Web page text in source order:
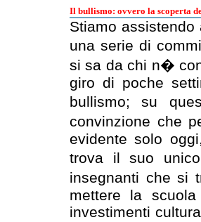
Il bullismo: ovvero la scoperta
Stiamo
una serie di
si sa da chi n�
giro di poche
bullismo; su
convinzione che
evidente solo
trova il suo
insegnanti che si
mettere la
investimenti